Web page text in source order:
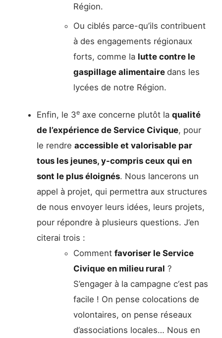
Région.
Ou ciblés parce-qu’ils contribuent
à des engagements régionaux
forts, comme la lutte contre le
gaspillage alimentaire dans les
lycées de notre Région.
Enfin, le 3e axe concerne plutôt la qualité
de l’expérience de Service Civique, pour
le rendre accessible et valorisable par
tous les jeunes, y-compris ceux qui en
sont le plus éloignés. Nous lancerons un
appel à projet, qui permettra aux structures
de nous envoyer leurs idées, leurs projets,
pour répondre à plusieurs questions. J’en
citerai trois :
Comment favoriser le Service
Civique en milieu rural ?
S’engager à la campagne c‘est pas
facile ! On pense colocations de
volontaires, on pense réseaux
d’associations locales… Nous en